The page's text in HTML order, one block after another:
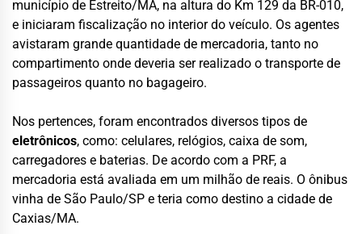
município de Estreito/MA, na altura do Km 129 da BR-010,
e iniciaram fiscalização no interior do veículo. Os agentes
avistaram grande quantidade de mercadoria, tanto no
compartimento onde deveria ser realizado o transporte de
passageiros quanto no bagageiro.
Nos pertences, foram encontrados diversos tipos de
eletrônicos, como: celulares, relógios, caixa de som,
carregadores e baterias. De acordo com a PRF, a
mercadoria está avaliada em um milhão de reais. O ônibus
vinha de São Paulo/SP e teria como destino a cidade de
Caxias/MA.